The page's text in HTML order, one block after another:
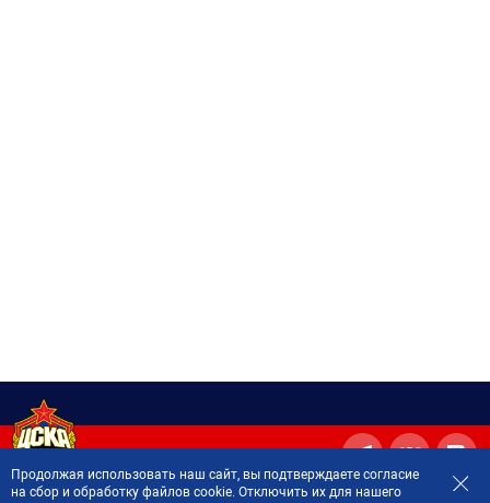
Продолжая использовать наш сайт, вы подтверждаете согласие
на сбор и обработку файлов cookie. Отключить их для нашего